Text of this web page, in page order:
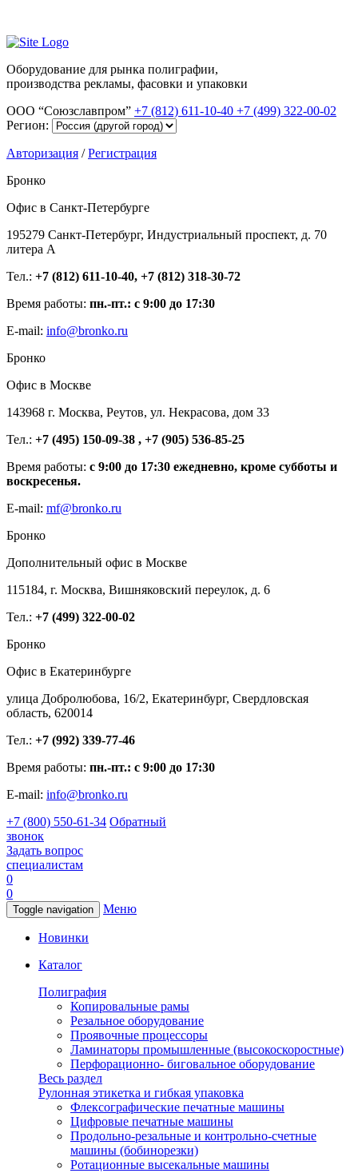
Оборудование для рынка полиграфии,
производства рекламы, фасовки и упаковки
ООО “Союзславпром” +7 (812) 611-10-40 +7 (499) 322-00-02
Регион:
Авторизация /Регистрация
Бронко
Офис в Санкт-Петербурге
195279 Санкт-Петербург, Индустриальный проспект, д. 70
литера А
Тел.: +7 (812) 611-10-40, +7 (812) 318-30-72
Время работы: пн.-пт.: с 9:00 до 17:30
E-mail: info@bronko.ru
Бронко
Офис в Москве
143968 г. Москва, Реутов, ул. Некрасова, дом 33
Тел.: +7 (495) 150-09-38 , +7 (905) 536-85-25
Время работы: с 9:00 до 17:30 ежедневно, кроме субботы и
воскресенья.
E-mail: mf@bronko.ru
Бронко
Дополнительный офис в Москве
115184, г. Москва, Вишняковский переулок, д. 6
Тел.: +7 (499) 322-00-02
Бронко
Офис в Екатеринбурге
улица Добролюбова, 16/2, Екатеринбург, Свердловская
область, 620014
Тел.: +7 (992) 339-77-46
Время работы: пн.-пт.: с 9:00 до 17:30
E-mail: info@bronko.ru
+7 (800) 550-61-34 Обратный
звонок
Задать вопрос
специалистам
0
0
Toggle navigation Меню
Новинки
Каталог
Полиграфия
Копировальные рамы
Резальное оборудование
Проявочные процессоры
Ламинаторы промышленные (высокоскоростные)
Перфорационно- биговальное оборудование
Весь раздел
Рулонная этикетка и гибкая упаковка
Флексографические печатные машины
Цифровые печатные машины
Продольно-резальные и контрольно-счетные
машины (бобинорезки)
Ротационные высекальные машины